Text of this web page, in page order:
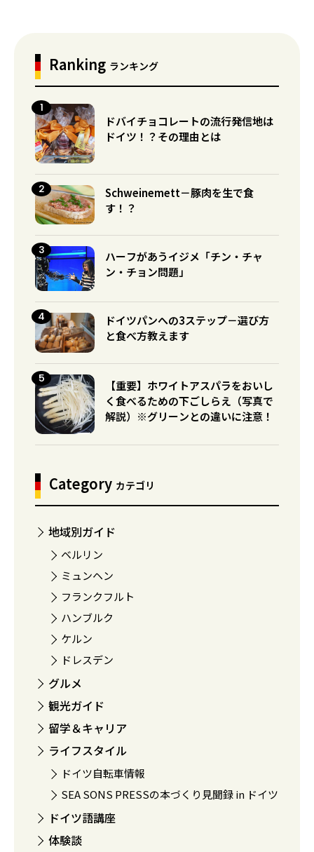
Ranking ランキング
ドバイチョコレートの流行発信地は
ドイツ！？その理由とは
Schweinemett－豚肉を生で食
す！？
ハーフがあうイジメ「チン・チャ
ン・チョン問題」
ドイツパンへの3ステップ－選び方
と食べ方教えます
【重要】ホワイトアスパラをおいし
く食べるための下ごしらえ（写真で
解説）※グリーンとの違いに注意！
Category カテゴリ
地域別ガイド
ベルリン
ミュンヘン
フランクフルト
ハンブルク
ケルン
ドレスデン
グルメ
観光ガイド
留学＆キャリア
ライフスタイル
ドイツ自転車情報
SEA SONS PRESSの本づくり見聞録 in ドイツ
ドイツ語講座
体験談